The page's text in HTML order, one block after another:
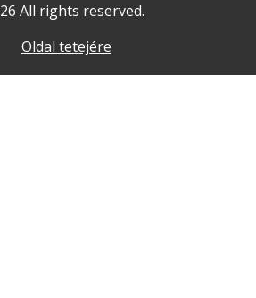
All rights reserved.
Oldal tetejére